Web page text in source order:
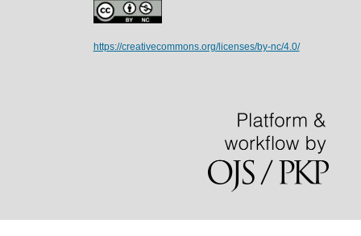
https://creativecommons.org/licenses/by-nc/4.0/